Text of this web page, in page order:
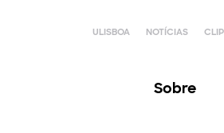
ULISBOA NOTÍCIAS
Sobre